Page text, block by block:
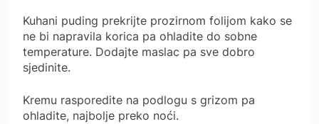
Kuhani puding prekrijte prozirnom folijom kako se
ne bi napravila korica pa ohladite do sobne
temperature. Dodajte maslac pa sve dobro
sjedinite.
Kremu rasporedite na podlogu s grizom pa
ohladite, najbolje preko noći.